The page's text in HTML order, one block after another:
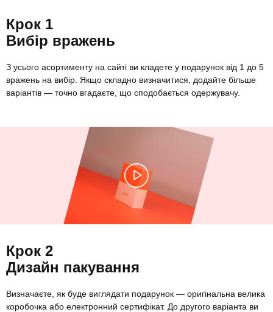
Крок 1
Вибір вражень
З усього асортименту на сайті ви кладете у подарунок від 1 до 5
вражень на вибір. Якщо складно визначитися, додайте більше
варіантів — точно вгадаєте, що сподобається одержувачу.
Крок 2
Дизайн пакування
Визначаєте, як буде виглядати подарунок — оригінальна велика
коробочка або електронний сертифікат. До другого варіанта ви